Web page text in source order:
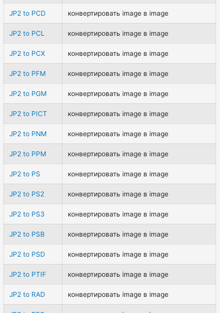
JP2 to PCD конвертировать image в image
JP2 to PCL конвертировать image в image
JP2 to PCX конвертировать image в image
JP2 to PFM конвертировать image в image
JP2 to PGM конвертировать image в image
JP2 to PICT конвертировать image в image
JP2 to PNM конвертировать image в image
JP2 to PPM конвертировать image в image
JP2 to PS конвертировать image в image
JP2 to PS2 конвертировать image в image
JP2 to PS3 конвертировать image в image
JP2 to PSB конвертировать image в image
JP2 to PSD конвертировать image в image
JP2 to PTIF конвертировать image в image
JP2 to RAD конвертировать image в image